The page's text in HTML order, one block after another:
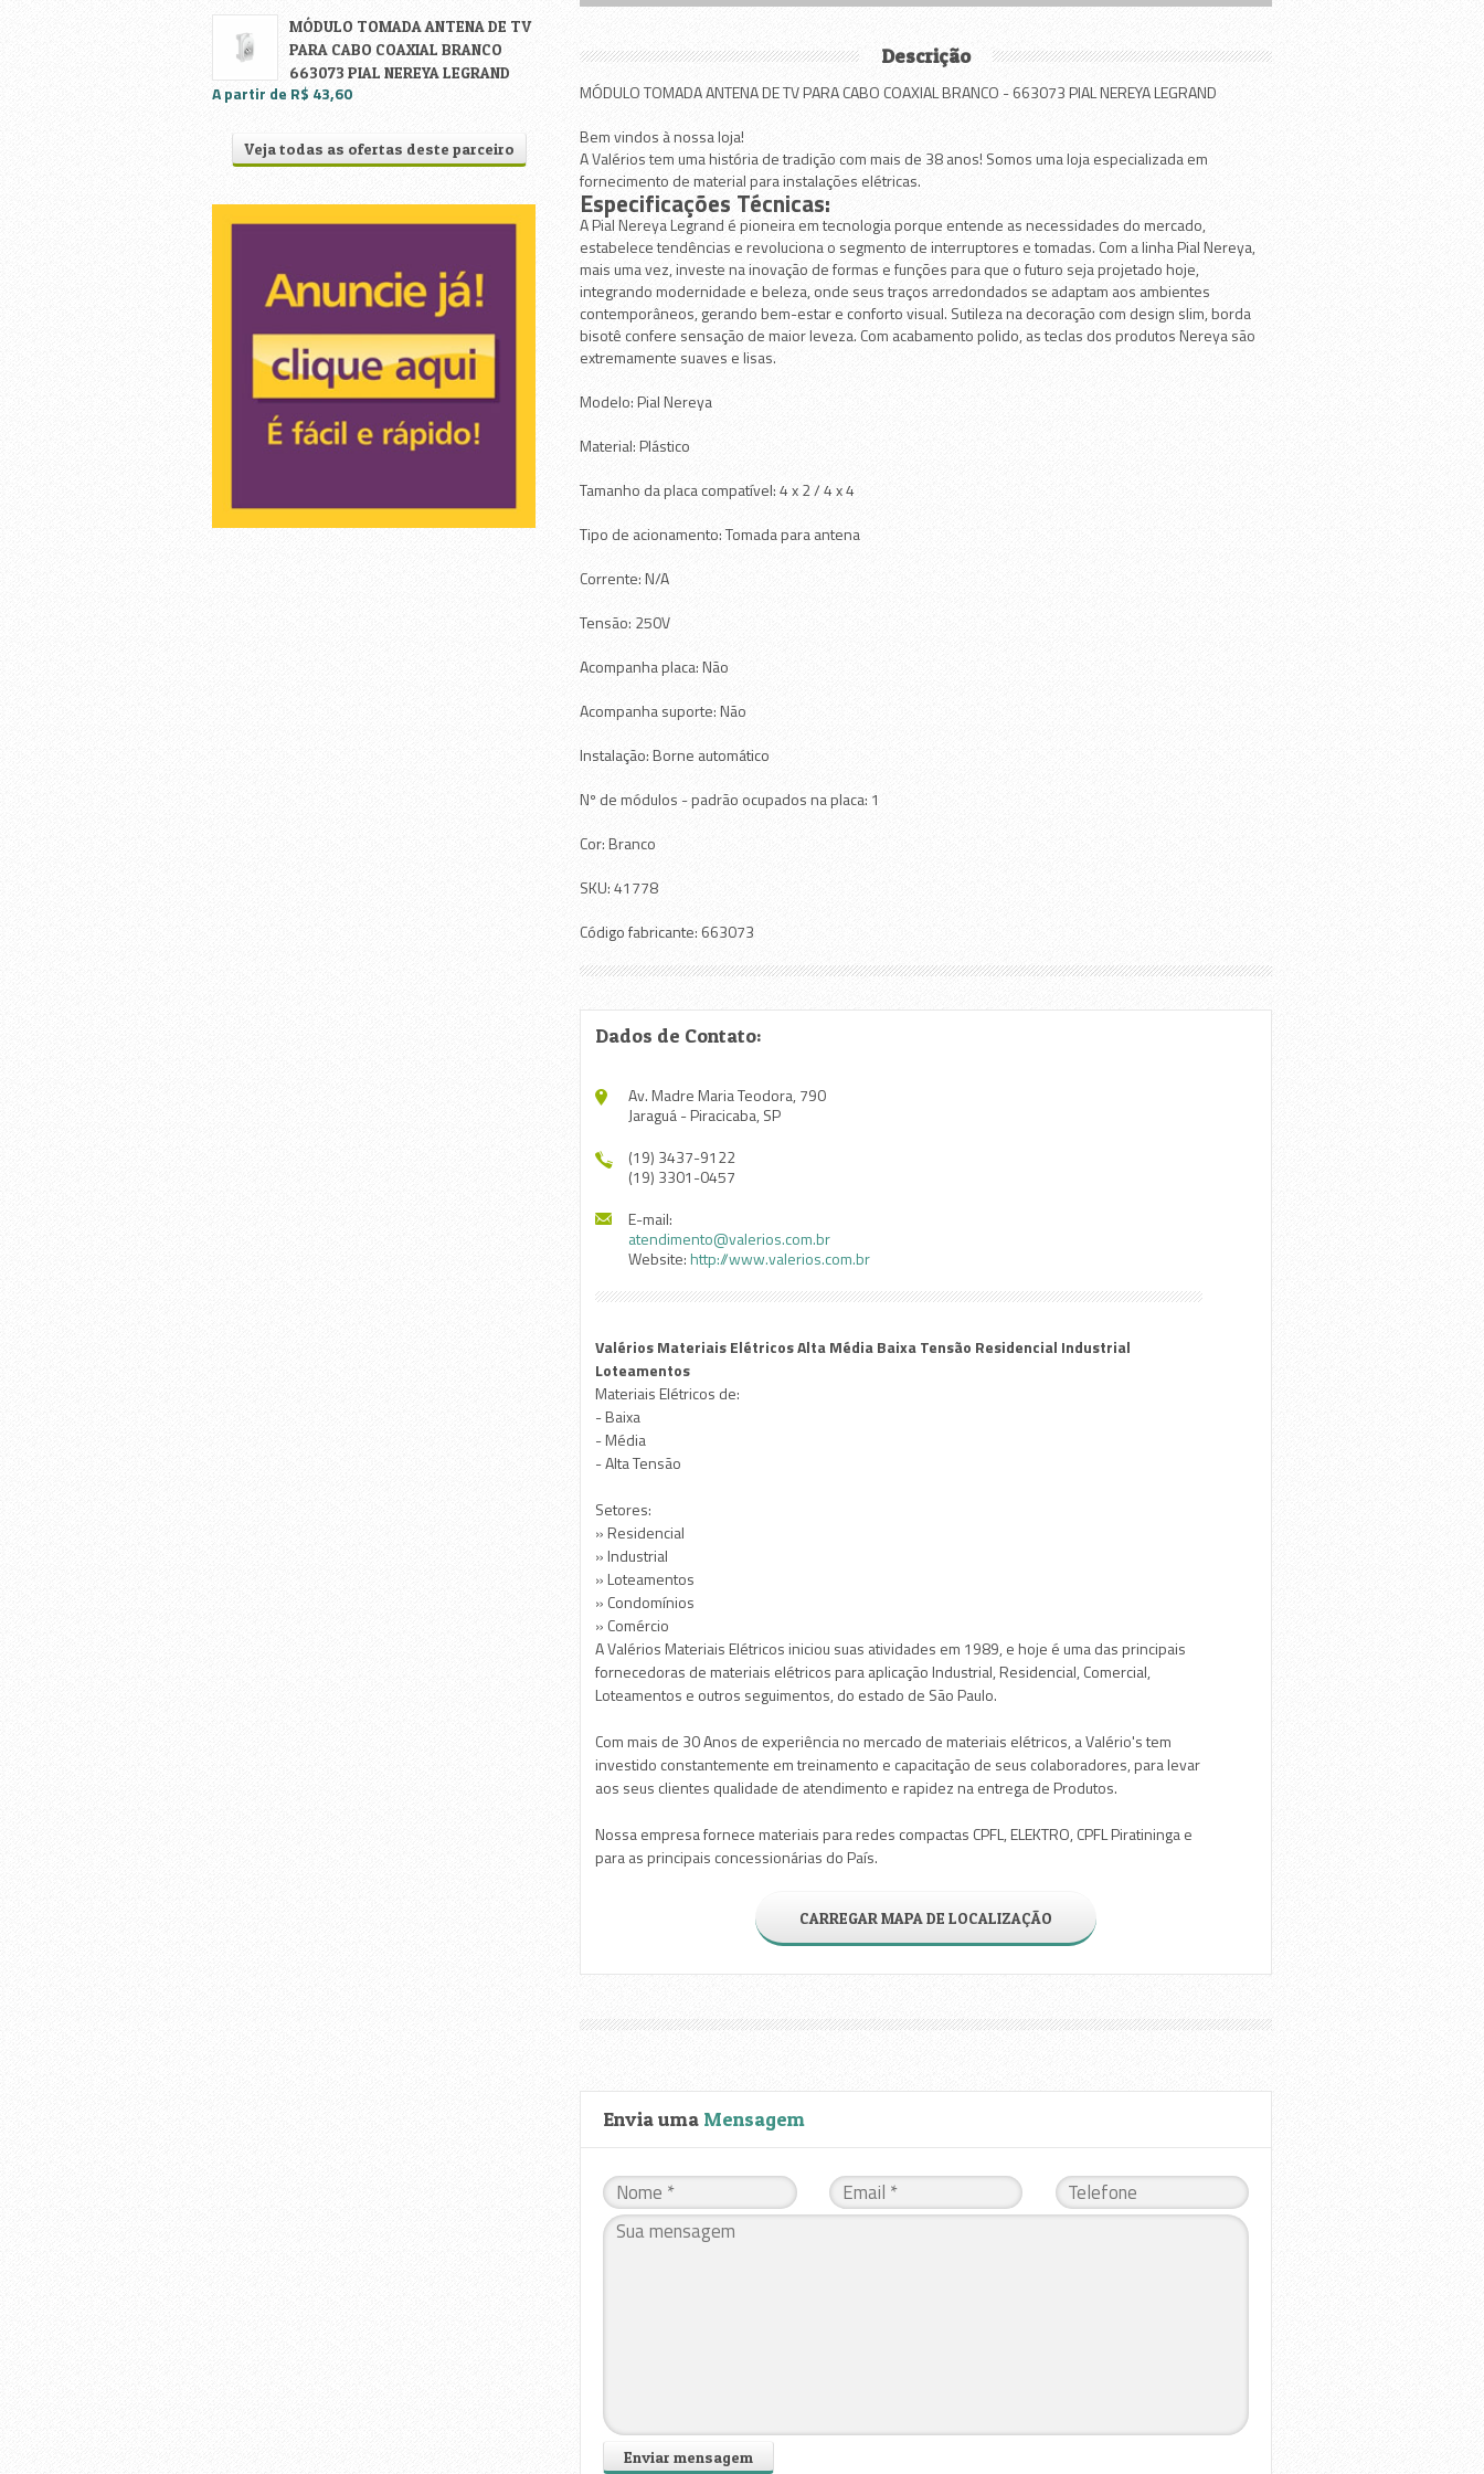
Descrição
MÓDULO TOMADA ANTENA DE TV PARA CABO COAXIAL BRANCO - 663073 PIAL NEREYA LEGRAND
Bem vindos à nossa loja!
A Valérios tem uma história de tradição com mais de 38 anos! Somos uma loja especializada em
fornecimento de material para instalações elétricas.
Especificações Técnicas:
A Pial Nereya Legrand é pioneira em tecnologia porque entende as necessidades do mercado,
estabelece tendências e revoluciona o segmento de interruptores e tomadas. Com a linha Pial Nereya,
mais uma vez, investe na inovação de formas e funções para que o futuro seja projetado hoje,
integrando modernidade e beleza, onde seus traços arredondados se adaptam aos ambientes
contemporâneos, gerando bem-estar e conforto visual. Sutileza na decoração com design slim, borda
bisotê confere sensação de maior leveza. Com acabamento polido, as teclas dos produtos Nereya são
extremamente suaves e lisas.
Modelo: Pial Nereya
Material: Plástico
Tamanho da placa compatível: 4 x 2 / 4 x 4
Tipo de acionamento: Tomada para antena
Corrente: N/A
Tensão: 250V
Acompanha placa: Não
Acompanha suporte: Não
Instalação: Borne automático
Nº de módulos - padrão ocupados na placa: 1
Cor: Branco
SKU: 41778
Código fabricante: 663073
Dados de Contato:
Av. Madre Maria Teodora, 790
Jaraguá - Piracicaba, SP
(19) 3437-9122
(19) 3301-0457
E-mail:
atendimento@valerios.com.br
Website:http://www.valerios.com.br
Valérios Materiais Elétricos Alta Média Baixa Tensão Residencial Industrial
Loteamentos
Materiais Elétricos de:
- Baixa
- Média
- Alta Tensão
Setores:
» Residencial
» Industrial
» Loteamentos
» Condomínios
» Comércio
A Valérios Materiais Elétricos iniciou suas atividades em 1989, e hoje é uma das principais
fornecedoras de materiais elétricos para aplicação Industrial, Residencial, Comercial,
Loteamentos e outros seguimentos, do estado de São Paulo.
Com mais de 30 Anos de experiência no mercado de materiais elétricos, a Valério's tem
investido constantemente em treinamento e capacitação de seus colaboradores, para levar
aos seus clientes qualidade de atendimento e rapidez na entrega de Produtos.
Nossa empresa fornece materiais para redes compactas CPFL, ELEKTRO, CPFL Piratininga e
para as principais concessionárias do País.
CARREGAR MAPA DE LOCALIZAÇÃO
Envia uma Mensagem
Material Hidráulico
Móveis e Decoração
Utilidades Domésticas e Presentes
MÓDULO TOMADA ANTENA DE TV
PARA CABO COAXIAL BRANCO
663073 PIAL NEREYA LEGRAND
A partir de R$ 43,60
Veja todas as ofertas deste parceiro